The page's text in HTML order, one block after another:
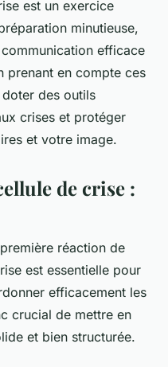
est un exercice
minutieuse,
efficace
prenant en compte ces
des outils
crises et protéger
et votre image.
de crise :
réaction de
est essentielle pour
efficacement les
crucial de mettre en
et bien structurée.